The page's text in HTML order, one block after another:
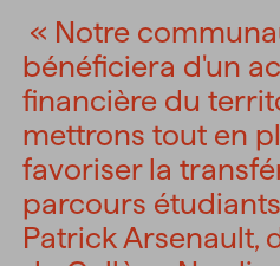
« Notre
bénéficiera d'un
financière du
mettrons tout en
favoriser la
parcours
Patrick Arsenault,